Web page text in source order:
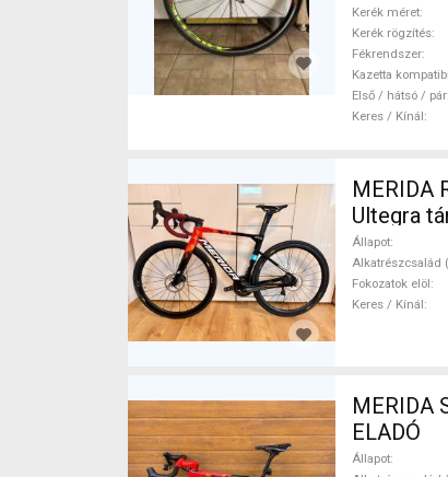
Kerék méret
Kerék rögzítés
Fékrendszer
Első / hátsó / pár
Keres / Kínál
MERIDA
Ultegra
Állapot
Fokozatok elöl
Keres / Kínál
MERIDA Scultura CF
ELADÓ
Állapot